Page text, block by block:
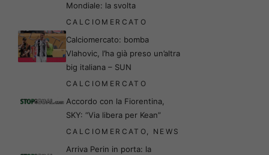
Mondiale: la svolta
CALCIOMERCATO
Calciomercato: bomba
Vlahovic, l’ha già preso un’altra
big italiana – SUN
CALCIOMERCATO
Accordo con la Fiorentina,
SKY: “Via libera per Kean”
CALCIOMERCATO, NEWS
Arriva Perin in porta: la